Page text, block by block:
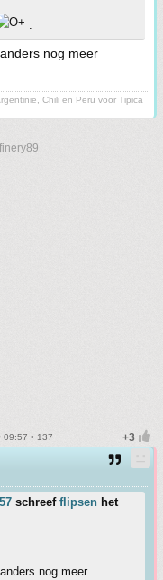
.
nog meer
Chili en Peru voor Tipica
09:57 • 137
schreef flipsen het
nog meer